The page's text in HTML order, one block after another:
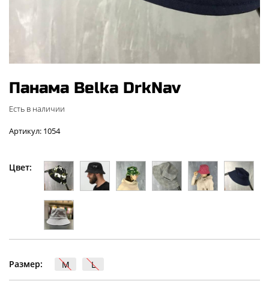
Панама Belka DrkNav
Есть в наличии
Артикул: 1054
Цвет:
Размер: M L